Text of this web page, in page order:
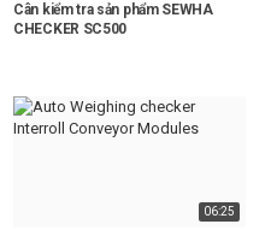
Cân kiểm tra sản phẩm SEWHA
CHECKER SC500
06:25